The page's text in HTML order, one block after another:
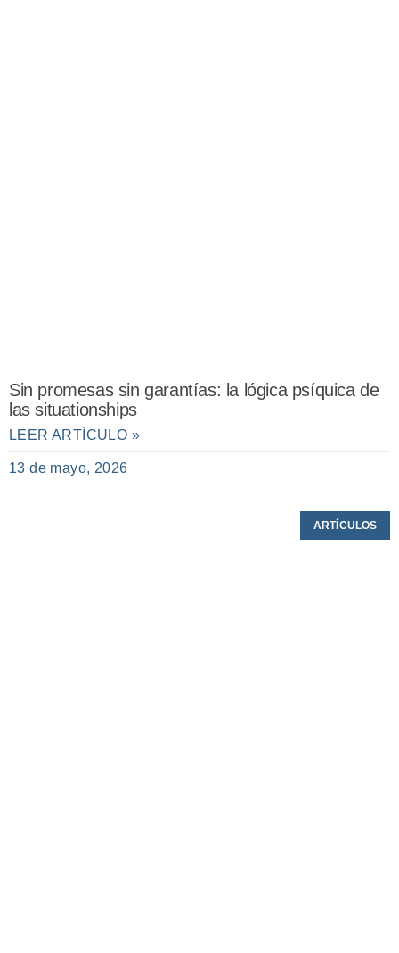
Sin promesas sin garantías: la lógica psíquica de
las situationships
LEER ARTÍCULO »
13 de mayo, 2026
ARTÍCULOS